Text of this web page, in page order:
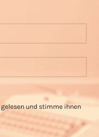
gelesen und stimme ihnen